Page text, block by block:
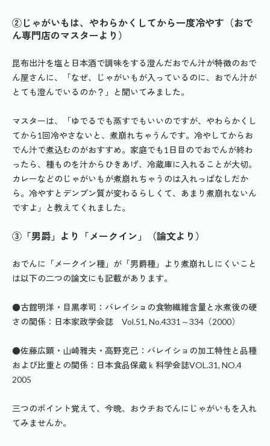
②じゃがいもは、やわらかくしてから一度冷やす（おで
ん専門店のマスターより）
昆布出汁を塩と日本酒で調味をする澄んだおでん汁が特徴のおで
ん屋さんに、「なぜ、じゃがいもが入っているのに、おでん汁が
とても澄んでいるのか？」と聞いてみました。
マスターは、「ゆでるでも蒸すでもいいのですが、やわらかくし
てから1回冷やさないと、煮崩れちゃうんです。冷やしてからお
でん汁で煮込むのがおすすめ。家庭でも1日目のでおでんが終わ
ったら、種ものを汁からひきあげ、冷蔵庫に入れることが大切。
カレーなどのじゃがいもが煮崩れちゃうのは入れっぱなしだか
ら。冷やすとデンプン質が変わるらしくて、あまり煮崩れないん
ですよ」と教えてくれました。
③「男爵」より「メークイン」（論文より）
おでんに「メークイン種」が「男爵種」より煮崩れしにくいこと
は以下の二つの論文にも記載があります。
●古館明洋・目黒孝司：バレイショの食物繊維含量と水煮後の硬
さの関係：日本家政学会誌 Vol.51, No.4331～334（2000）
●佐藤広顕・山崎雅夫・高野克己：バレイショの加工特性と品種
および比重との関係：日本食品保蔵ｋ科学会誌VOL.31, NO.4
2005
三つのポイント覚えて、今晩、おウチおでんにじゃがいもを入れ
てみませんか。